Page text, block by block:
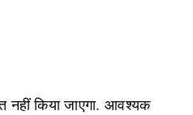
किया जाएगा. आवश्यक